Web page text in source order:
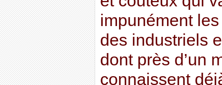
impunément
des industriels
dont près d’un
connaissent